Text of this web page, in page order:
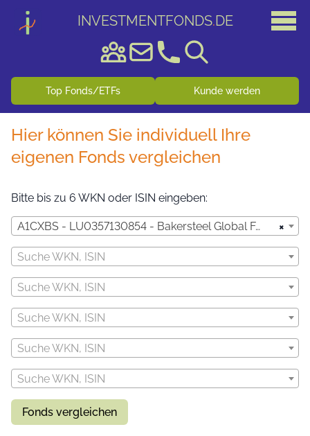
INVESTMENTFONDS.DE
Top Fonds/ETFs Kunde werden
Hier können Sie individuell Ihre
eigenen Fonds vergleichen
Bitte bis zu 6 WKN oder ISIN eingeben:
×
A1CXBS - LU0357130854 - Bakersteel Global Funds SICAV - Precious Metals Fund A2 EUR
Suche WKN, ISIN
Suche WKN, ISIN
Suche WKN, ISIN
Suche WKN, ISIN
Suche WKN, ISIN
Fonds vergleichen